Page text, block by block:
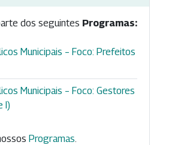
dos seguintes Programas:
Municipais – Foco: Prefeitos
Municipais – Foco: Gestores
I)
Programas.